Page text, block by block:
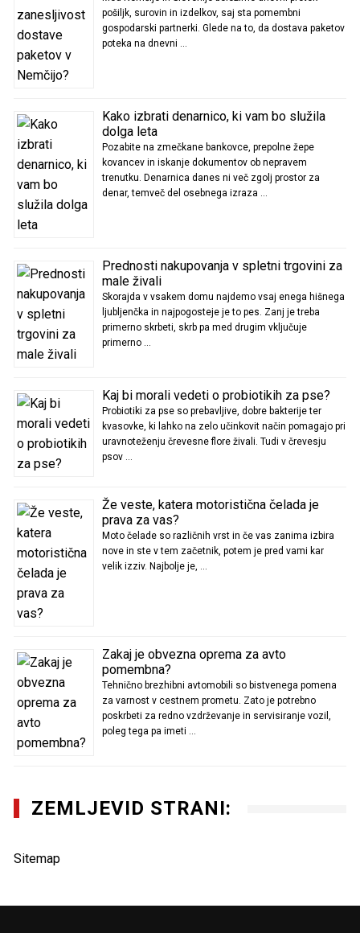
pošiljk, surovin in izdelkov, saj sta pomembni
gospodarski partnerki. Glede na to, da dostava paketov
poteka na dnevni …
Kako izbrati denarnico, ki vam bo služila
dolga leta
Pozabite na zmečkane bankovce, prepolne žepe
kovancev in iskanje dokumentov ob nepravem
trenutku. Denarnica danes ni več zgolj prostor za
denar, temveč del osebnega izraza …
Prednosti nakupovanja v spletni trgovini za
male živali
Skorajda v vsakem domu najdemo vsaj enega hišnega
ljubljenčka in najpogosteje je to pes. Zanj je treba
primerno skrbeti, skrb pa med drugim vključuje
primerno …
Kaj bi morali vedeti o probiotikih za pse?
Probiotiki za pse so prebavljive, dobre bakterije ter
kvasovke, ki lahko na zelo učinkovit način pomagajo pri
uravnoteženju črevesne flore živali. Tudi v črevesju
psov …
Že veste, katera motoristična čelada je
prava za vas?
Moto čelade so različnih vrst in če vas zanima izbira
nove in ste v tem začetnik, potem je pred vami kar
velik izziv. Najbolje je, …
Zakaj je obvezna oprema za avto
pomembna?
Tehnično brezhibni avtomobili so bistvenega pomena
za varnost v cestnem prometu. Zato je potrebno
poskrbeti za redno vzdrževanje in servisiranje vozil,
poleg tega pa imeti …
ZEMLJEVID STRANI:
Sitemap